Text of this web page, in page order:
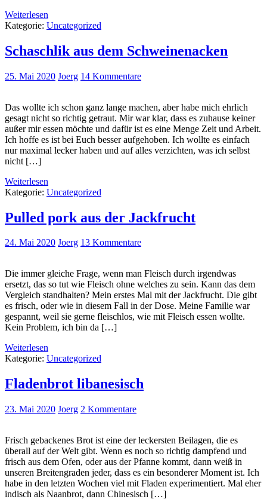
Weiterlesen
Kategorie: Uncategorized
Schaschlik aus dem Schweinenacken
25. Mai 2020 Joerg 14 Kommentare
Das wollte ich schon ganz lange machen, aber habe mich ehrlich
gesagt nicht so richtig getraut. Mir war klar, dass es zuhause keiner
außer mir essen möchte und dafür ist es eine Menge Zeit und Arbeit.
Ich hoffe es ist bei Euch besser aufgehoben. Ich wollte es einfach
nur maximal lecker haben und auf alles verzichten, was ich selbst
nicht […]
Weiterlesen
Kategorie: Uncategorized
Pulled pork aus der Jackfrucht
24. Mai 2020 Joerg 13 Kommentare
Die immer gleiche Frage, wenn man Fleisch durch irgendwas
ersetzt, das so tut wie Fleisch ohne welches zu sein. Kann das dem
Vergleich standhalten? Mein erstes Mal mit der Jackfrucht. Die gibt
es frisch, oder wie in diesem Fall in der Dose. Meine Familie war
gespannt, weil sie gerne fleischlos, wie mit Fleisch essen wollte.
Kein Problem, ich bin da […]
Weiterlesen
Kategorie: Uncategorized
Fladenbrot libanesisch
23. Mai 2020 Joerg 2 Kommentare
Frisch gebackenes Brot ist eine der leckersten Beilagen, die es
überall auf der Welt gibt. Wenn es noch so richtig dampfend und
frisch aus dem Ofen, oder aus der Pfanne kommt, dann weiß in
unseren Breitengraden jeder, dass es ein besonderer Moment ist. Ich
habe in den letzten Wochen viel mit Fladen experimentiert. Mal eher
indisch als Naanbrot, dann Chinesisch […]